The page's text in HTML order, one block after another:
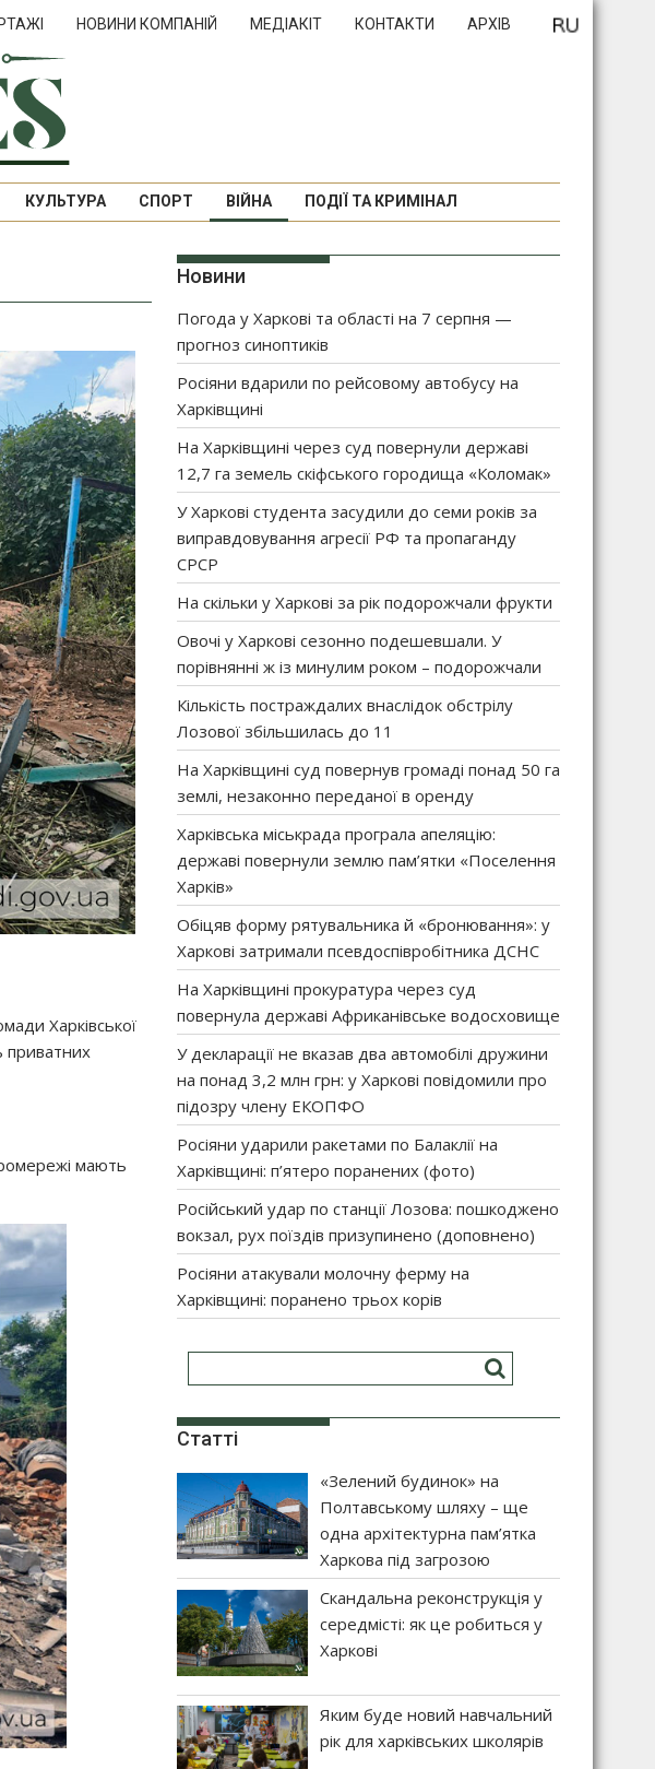
НОВИНИ КОМПАНІЙ МЕДІАКІТ КОНТАКТИ АРХІВ
КУЛЬТУРА СПОРТ ВІЙНА ПОДІЇ ТА КРИМІНАЛ
Харківської
приватних
мають
Новини
Погода у Харкові та області на 7 серпня —
прогноз синоптиків
Росіяни вдарили по рейсовому автобусу на
Харківщині
На Харківщині через суд повернули державі
12,7 га земель скіфського городища «Коломак»
У Харкові студента засудили до семи років за
виправдовування агресії РФ та пропаганду
СРСР
На скільки у Харкові за рік подорожчали фрукти
Овочі у Харкові сезонно подешевшали. У
порівнянні ж із минулим роком – подорожчали
Кількість постраждалих внаслідок обстрілу
Лозової збільшилась до 11
На Харківщині суд повернув громаді понад 50 га
землі, незаконно переданої в оренду
Харківська міськрада програла апеляцію:
державі повернули землю пам’ятки «Поселення
Харків»
Обіцяв форму рятувальника й «бронювання»: у
Харкові затримали псевдоспівробітника ДСНС
На Харківщині прокуратура через суд
повернула державі Африканівське водосховище
У декларації не вказав два автомобілі дружини
на понад 3,2 млн грн: у Харкові повідомили про
підозру члену ЕКОПФО
Росіяни ударили ракетами по Балаклії на
Харківщині: п’ятеро поранених (фото)
Російський удар по станції Лозова: пошкоджено
вокзал, рух поїздів призупинено (доповнено)
Росіяни атакували молочну ферму на
Харківщині: поранено трьох корів
Статті
«Зелений будинок» на
Полтавському шляху – ще
одна архітектурна пам’ятка
Харкова під загрозою
Скандальна реконструкція у
середмісті: як це робиться у
Харкові
Яким буде новий навчальний
рік для харківських школярів